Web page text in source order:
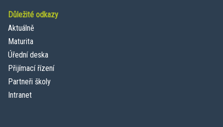
Důležité odkazy
Aktuálně
Maturita
Úřední deska
Přijímací řízení
Partneři školy
Intranet